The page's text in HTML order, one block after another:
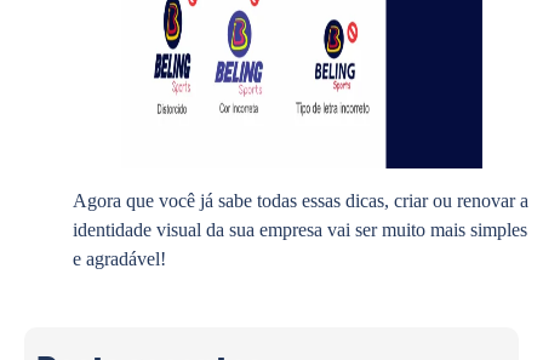
Agora que você já sabe todas essas dicas, criar ou renovar a
identidade visual da sua empresa vai ser muito mais simples
e agradável!